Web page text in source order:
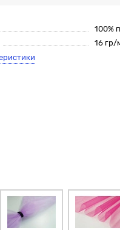
100%
16 гр/